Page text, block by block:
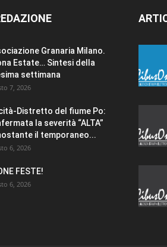
Granaria Milano.
Estate… Sintesi della
settimana
7, 2026
Distretto del fiume Po:
la severità “ALTA”
il temporaneo...
6, 2026
FESTE!
6, 2026